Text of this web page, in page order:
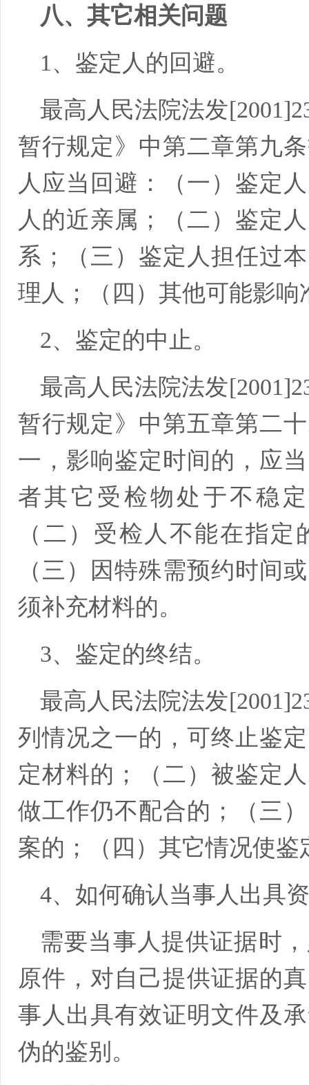
八、其它相关问题
1、鉴定人的回避。
最高人民法院法发
暂行规定》中第二章第九
人应当回避：（一）鉴定
人的近亲属；（二）鉴定
系；（三）鉴定人担任过
理人；（四）其他可能影响
2、鉴定的中止。
最高人民法院法发
暂行规定》中第五章第二
一，影响鉴定时间的，应
者其它受检物处于不稳
（二）受检人不能在指
（三）因特殊需预约时间
须补充材料的。
3、鉴定的终结。
最高人民法院法发
列情况之一的，可终止鉴
定材料的；（二）被鉴定
做工作仍不配合的；（三
案的；（四）其它情况使鉴
4、如何确认当事人出具
需要当事人提供证据时
原件，对自己提供证据的
事人出具有效证明文件及
伪的鉴别。